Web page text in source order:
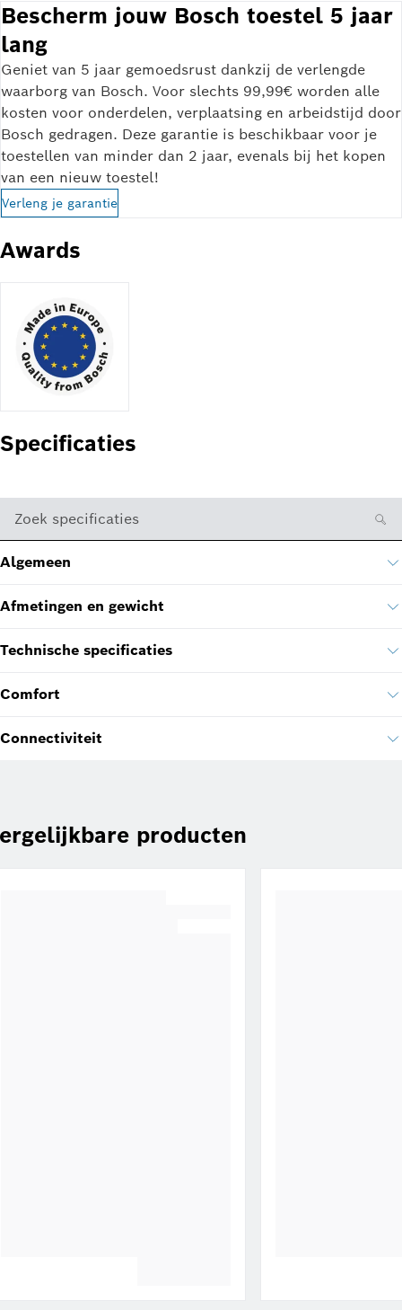
Bescherm jouw Bosch toestel 5 jaar
lang
Geniet van 5 jaar gemoedsrust dankzij de verlengde
waarborg van Bosch. Voor slechts 99,99€ worden alle
kosten voor onderdelen, verplaatsing en arbeidstijd door
Bosch gedragen. Deze garantie is beschikbaar voor je
toestellen van minder dan 2 jaar, evenals bij het kopen
van een nieuw toestel!
Verleng je garantie
Awards
Specificaties
Zoek specificaties
Algemeen
Afmetingen en gewicht
Technische specificaties
Comfort
Connectiviteit
producten